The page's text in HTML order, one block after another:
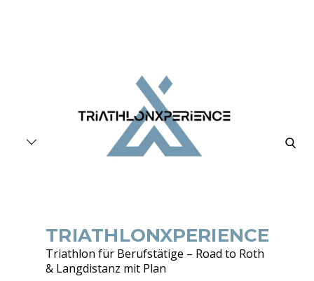
TRIATHLONXPERIENCE
Triathlon für Berufstätige – Road to Roth
& Langdistanz mit Plan